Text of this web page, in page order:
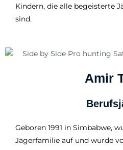
Kindern, die alle begeisterte
sind.
Amir
Geboren 1991 in Simbabwe,
Jägerfamilie auf und wurde